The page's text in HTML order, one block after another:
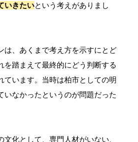
いきたいという考えがありまし
は、あくまで考え方を示すにとど
を踏まえて最終的にどう判断する
ています。当時は柏市としての明
いなかったというのが問題だった
文化として、専門人材がいない、